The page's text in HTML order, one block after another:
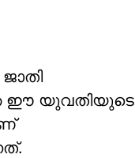
ഈ യുവതിയുടെ